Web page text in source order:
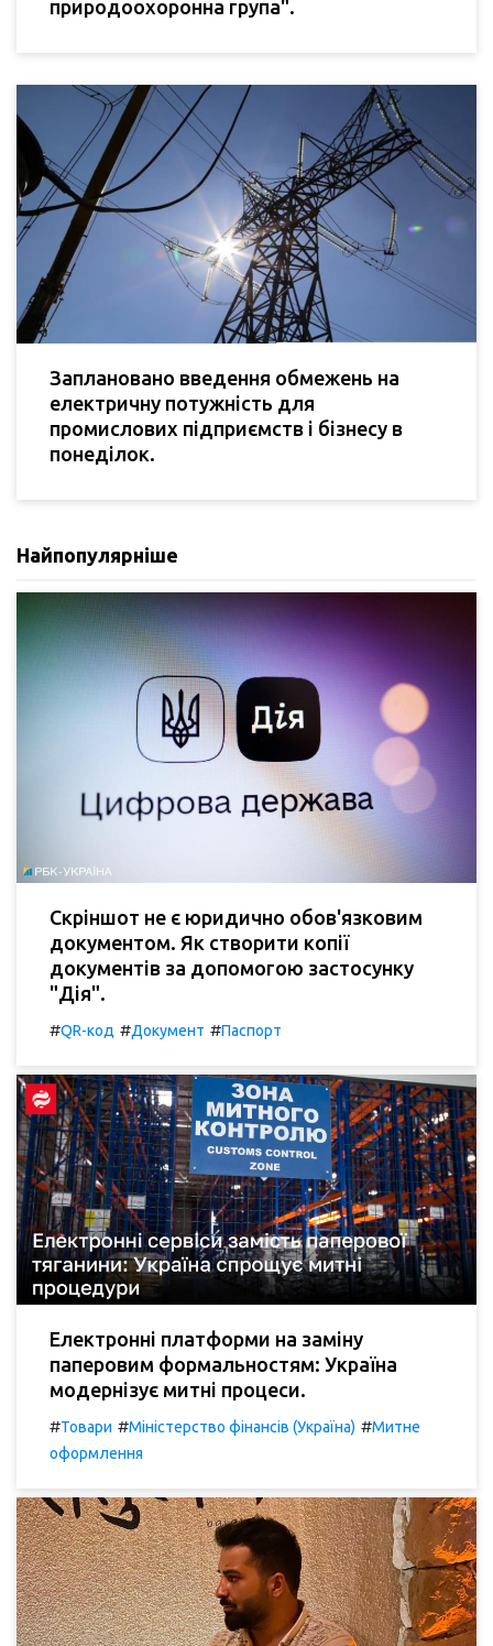
природоохоронна група".
Заплановано введення обмежень на
електричну потужність для
промислових підприємств і бізнесу в
понеділок.
Найпопулярніше
Скріншот не є юридично обов'язковим
документом. Як створити копії
документів за допомогою застосунку
"Дія".
#QR-код #Документ #Паспорт
Електронні платформи на заміну
паперовим формальностям: Україна
модернізує митні процеси.
#Товари #Міністерство фінансів (Україна) #Митне
оформлення